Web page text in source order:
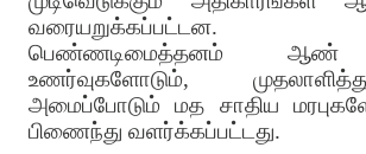
வரையறுக்கப்பட்டன.
பெண்ணடிமைத்தனம் ஆண்
உணர்வுகளோடும்,
அமைப்போடும் மத சாதிய
பிணைந்து வளர்க்கப்பட்டது.